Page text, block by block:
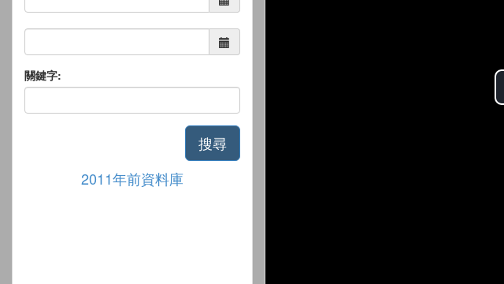
關鍵字:
搜尋
2011年前資料庫